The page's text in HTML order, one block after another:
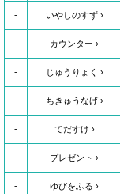
- いやしのすず
- カウンター
- じゅうりょく
- ちきゅうなげ
- てだすけ
- プレゼント
- ゆびをふる